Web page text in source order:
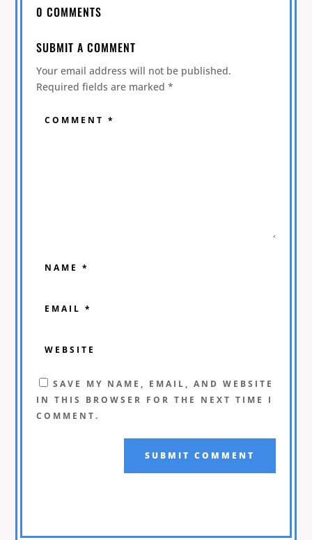
0 COMMENTS
SUBMIT A COMMENT
Your email address will not be published.
Required fields are marked*
SAVE MY NAME, EMAIL, AND WEBSITE
IN THIS BROWSER FOR THE NEXT TIME I
COMMENT.
SUBMIT COMMENT